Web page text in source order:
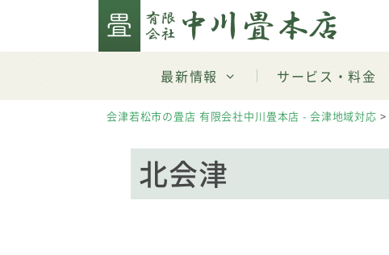
最新情報 サービス・料金
会津若松市の畳店 有限会社中川畳本店 - 会津地域対応 >
北会津